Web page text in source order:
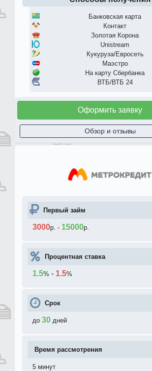
Банковская карта
Контакт
Золотая Корона
Unistream
Кукуруза/Евросеть
Маэстро
На карту Сбербанка
ВТБ/ВТБ 24
Оформить заявку
Обзор и отзывы
Первый займ
3000р. - 15000р.
Процентная ставка
1.5% - 1.5%
Срок
до 30 дней
Время рассмотрения
5 минут